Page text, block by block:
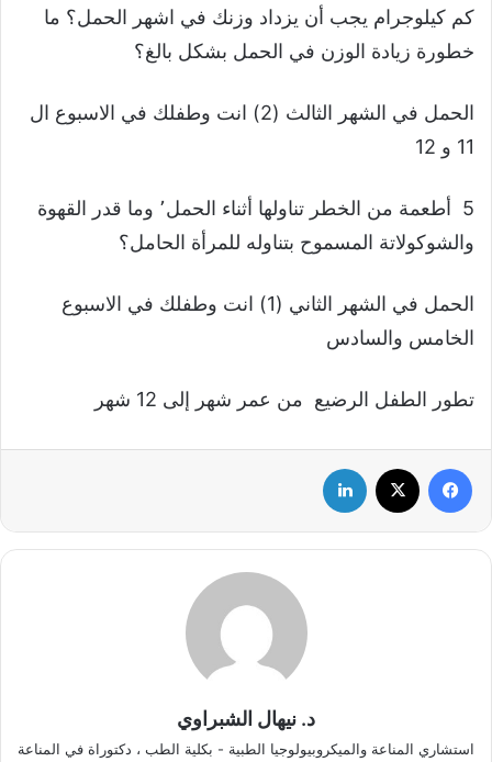
كم كيلوجرام يجب أن يزداد وزنك في اشهر الحمل؟ ما
خطورة زيادة الوزن في الحمل بشكل بالغ؟
الحمل في الشهر الثالث (2) انت وطفلك في الاسبوع ال
11 و 12
5 أطعمة من الخطر تناولها أثناء الحمل٬ وما قدر القهوة
والشوكولاتة المسموح بتناوله للمرأة الحامل؟
الحمل في الشهر الثاني (1) انت وطفلك في الاسبوع
الخامس والسادس
تطور الطفل الرضيع من عمر شهر إلى 12 شهر
د. نيهال الشبراوي
استشاري المناعة والميكروبيولوجيا الطبية - بكلية الطب ، دكتوراة في المناعة